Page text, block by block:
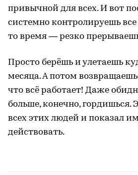
привычной для всех. И вот
системно контролируешь
то время — резко
Просто берёшь и улетаешь
месяца. А потом
что всё работает! Даже
больше, конечно, гордишься.
всех этих людей и показал
действовать.